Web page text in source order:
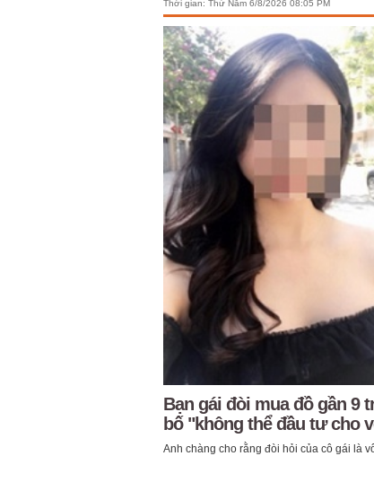
Thời gian: Thứ Năm 6/8/2026 08:05 PM
Bạn gái đòi mua đồ gần 9
bố "không thể đầu tư cho
Anh chàng cho rằng đòi hỏi của cô gái là